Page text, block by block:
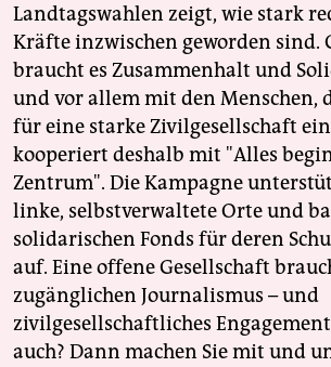
Landtagswahlen zeigt, wie stark
Kräfte inzwischen geworden sind.
braucht es Zusammenhalt und
und vor allem mit den Menschen,
für eine starke Zivilgesellschaft
kooperiert deshalb mit "Alles
Zentrum". Die Kampagne
linke, selbstverwaltete Orte und
solidarischen Fonds für deren
auf. Eine offene Gesellschaft
zugänglichen Journalismus – und
zivilgesellschaftliches
auch? Dann machen Sie mit und